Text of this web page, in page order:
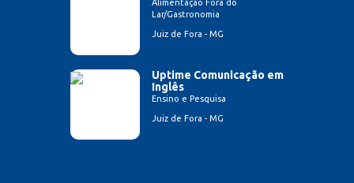
Alimentação Fora do
Lar/Gastronomia
Juiz de Fora - MG
Uptime Comunicação em
Inglês
Ensino e Pesquisa
Juiz de Fora - MG